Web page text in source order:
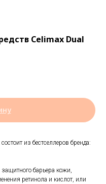
Celimax Dual
из бестселлеров бренда:
барьера кожи,
ретинола и кислот, или